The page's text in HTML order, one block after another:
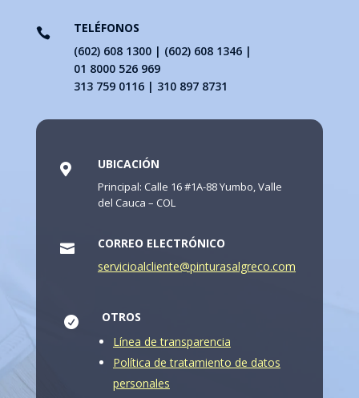

TELÉFONOS
(602) 608 1300 | (602) 608 1346 |
01 8000 526 969
313 759 0116 | 310 897 8731
 UBICACIÓN
Principal: Calle 16 #1A-88 Yumbo, Valle
del Cauca – COL

CORREO ELECTRÓNICO
servicioalcliente@pinturasalgreco.com

OTROS
Línea de transparencia
Política de tratamiento de datos
personales